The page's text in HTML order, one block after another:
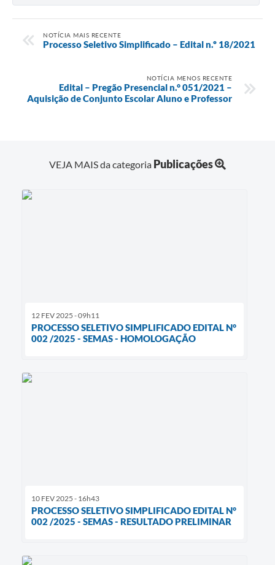
NOTÍCIA MAIS RECENTE
Processo Seletivo Simplificado – Edital n.º 18/2021
NOTÍCIA MENOS RECENTE
Edital – Pregão Presencial n.° 051/2021 –
Aquisição de Conjunto Escolar Aluno e Professor
VEJA MAIS da categoria Publicações
12 FEV 2025 - 09h11
PROCESSO SELETIVO SIMPLIFICADO EDITAL N°
002 /2025 - SEMAS - HOMOLOGAÇÃO
10 FEV 2025 - 16h43
PROCESSO SELETIVO SIMPLIFICADO EDITAL N°
002 /2025 - SEMAS - RESULTADO PRELIMINAR